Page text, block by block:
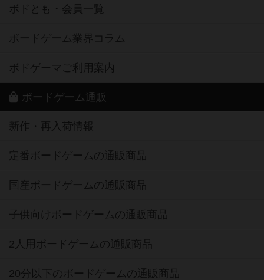
ボドとも・会員一覧
ボードゲーム業界コラム
ボドゲーマご利用案内
ボードゲーム通販
新作・再入荷情報
定番ボードゲームの通販商品
国産ボードゲームの通販商品
子供向けボードゲームの通販商品
2人用ボードゲームの通販商品
20分以下のボードゲームの通販商品